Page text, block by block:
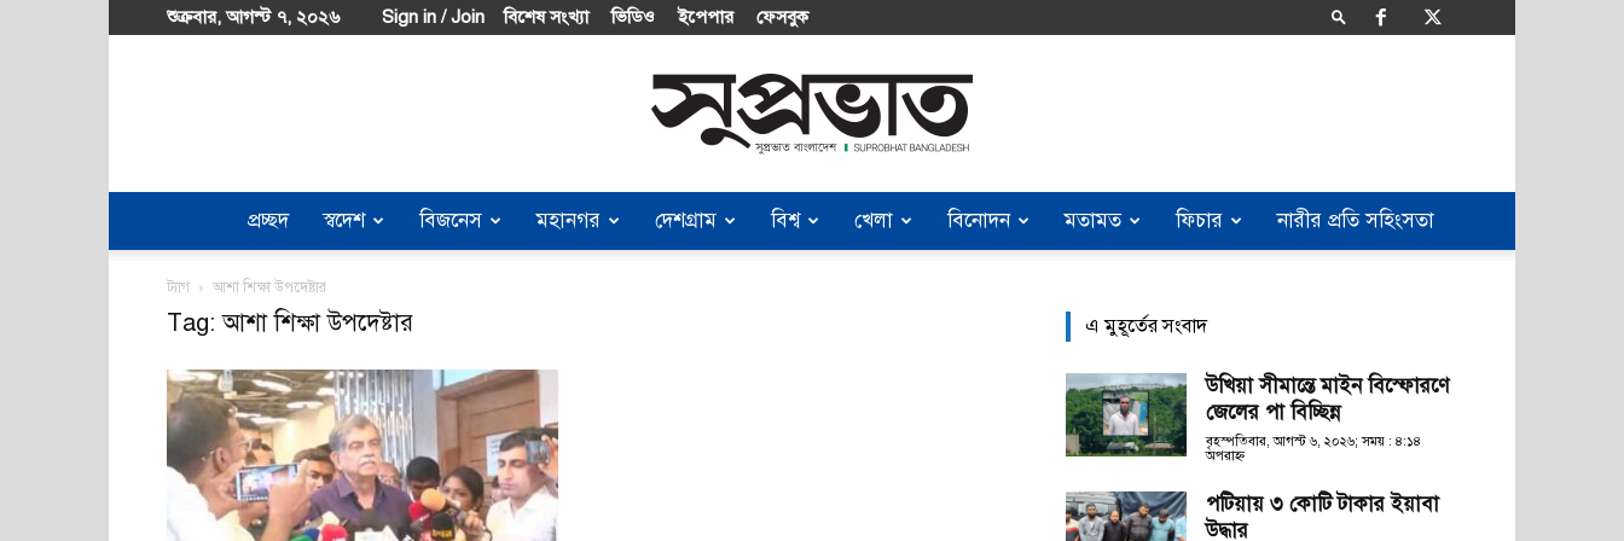
শুক্রবার, আগস্ট ৭, ২০২৬ Sign in / Join বিশেষ সংখ্যা ভিডিও ইপেপার ফেসবুক
Suprobhat
প্রচ্ছদ স্বদেশ বিজনেস মহানগর দেশগ্রাম বিশ্ব খেলা বিনোদন মতামত ফিচার নারীর প্রতি সহিংসতা
ট্যাগ আশা শিক্ষা উপদেষ্টার
Tag: আশা শিক্ষা উপদেষ্টার এ মুহূর্তের সংবাদ
উখিয়া সীমান্তে মাইন বিস্ফোরণে
জেলের পা বিচ্ছিন্ন
বৃহস্পতিবার, আগস্ট ৬, ২০২৬; সময় : ৪:১৪
অপরাহ্ণ
পটিয়ায় ৩ কোটি টাকার ইয়াবা
উদ্ধার